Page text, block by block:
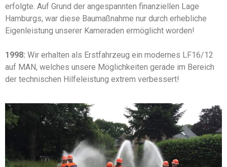
erfolgte. Auf Grund der angespannten finanziellen Lage
Hamburgs, war diese Baumaßnahme nur durch erhebliche
Eigenleistung unserer Kameraden ermöglicht worden!
1998: Wir erhalten als Erstfahrzeug ein modernes LF16/12
auf MAN, welches unsere Möglichkeiten gerade im Bereich
der technischen Hilfeleistung extrem verbessert!